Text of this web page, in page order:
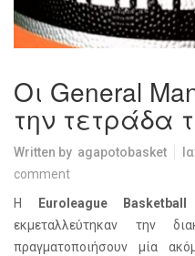
Οι General
την τετράδα
Written by agapotobasket
comment
Η
Euroleague Basketball
εκμεταλλεύτηκαν την
πραγματοποιήσουν μία